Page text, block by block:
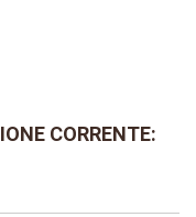
CORRENTE: